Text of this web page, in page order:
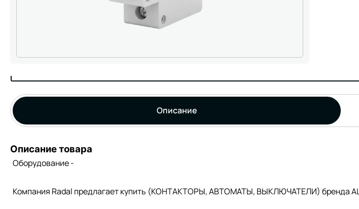
Описание
Описание товара
Оборудование -
Компания Radal предлагает купить (КОНТАКТОРЫ, АВТОМАТЫ, ВЫКЛЮЧАТЕЛИ) бренда